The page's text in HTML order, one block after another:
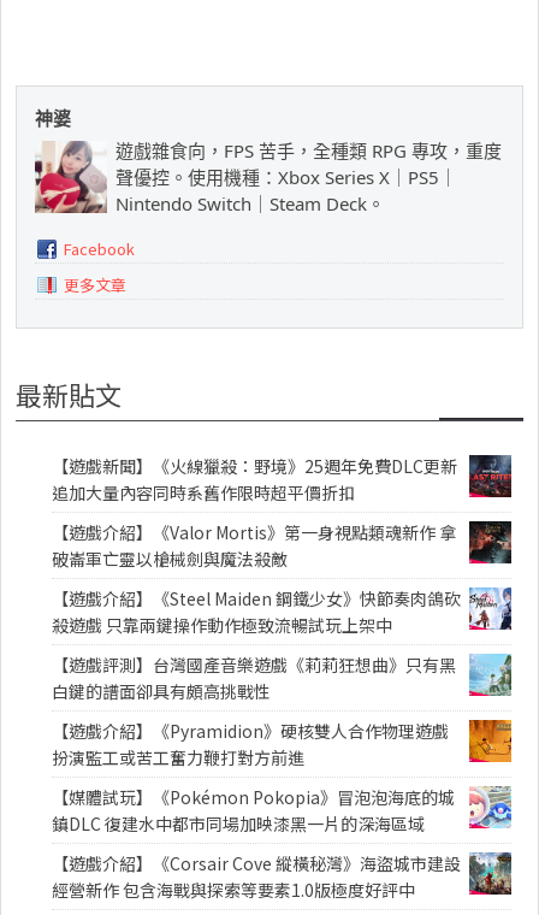
神婆
遊戲雜食向，FPS 苦手，全種類 RPG 專攻，重度
聲優控。使用機種：Xbox Series X｜PS5｜
Nintendo Switch｜Steam Deck。
Facebook
更多文章
最新貼文
【遊戲新聞】《火線獵殺：野境》25週年免費DLC更新
追加大量內容同時系舊作限時超平價折扣
【遊戲介紹】《Valor Mortis》第一身視點類魂新作 拿
破崙軍亡靈以槍械劍與魔法殺敵
【遊戲介紹】《Steel Maiden 鋼鐵少女》快節奏肉鴿砍
殺遊戲 只靠兩鍵操作動作極致流暢試玩上架中
【遊戲評測】台灣國產音樂遊戲《莉莉狂想曲》只有黑
白鍵的譜面卻具有頗高挑戰性
【遊戲介紹】《Pyramidion》硬核雙人合作物理遊戲
扮演監工或苦工奮力鞭打對方前進
【媒體試玩】《Pokémon Pokopia》冒泡泡海底的城
鎮DLC 復建水中都市同場加映漆黑一片的深海區域
【遊戲介紹】《Corsair Cove 縱橫秘灣》海盜城市建設
經營新作 包含海戰與探索等要素1.0版極度好評中